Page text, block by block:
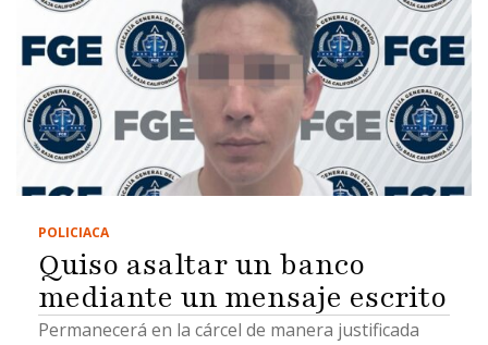
POLICIACA
Quiso asaltar un banco
mediante un mensaje escrito
Permanecerá en la cárcel de manera justificada